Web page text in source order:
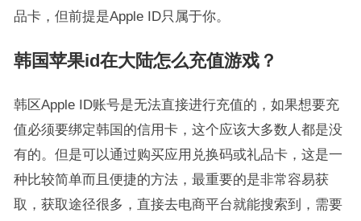
品卡，但前提是Apple ID只属于你。
韩国苹果id在大陆怎么充值游戏？
韩区Apple ID账号是无法直接进行充值的，如果想要充
值必须要绑定韩国的信用卡，这个应该大多数人都是没
有的。但是可以通过购买应用兑换码或礼品卡，这是一
种比较简单而且便捷的方法，最重要的是非常容易获
取，获取途径很多，直接去电商平台就能搜索到，需要